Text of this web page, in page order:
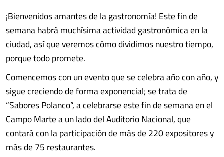
¡Bienvenidos amantes de la gastronomía! Este fin de
semana habrá muchísima actividad gastronómica en la
ciudad, así que veremos cómo dividimos nuestro tiempo,
porque todo promete.
Comencemos con un evento que se celebra año con año, y
sigue creciendo de forma exponencial; se trata de
“Sabores Polanco”, a celebrarse este fin de semana en el
Campo Marte a un lado del Auditorio Nacional, que
contará con la participación de más de 220 expositores y
más de 75 restaurantes.